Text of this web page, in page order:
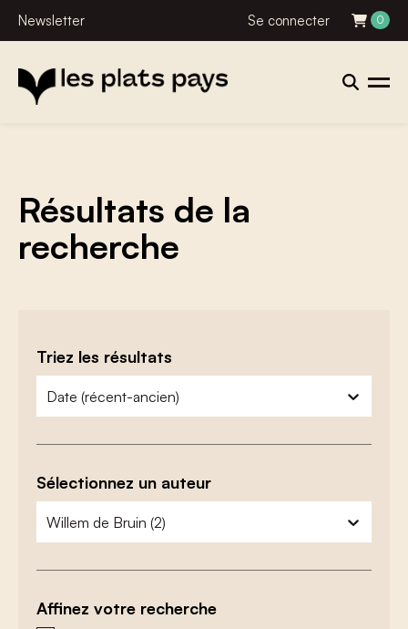
Newsletter Se connecter 0
Résultats de la
recherche
Triez les résultats
zoeken - sorteer
trier le contenu
Sélectionnez un auteur
zoeken - auteurs
sélectionnez le contenu
Affinez votre recherche